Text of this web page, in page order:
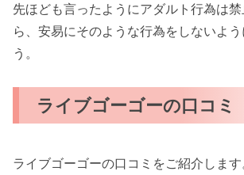
先ほども言ったようにアダルト行為は
ら、安易にそのような行為をしないよ
う。
ライブゴーゴーの口コミ
ライブゴーゴーの口コミをご紹介します